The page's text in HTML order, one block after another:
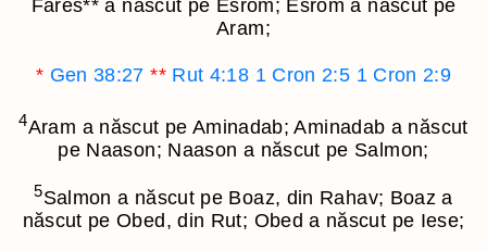
Fares** a născut pe Esrom; Esrom a născut pe
Aram;
* Gen 38:27 ** Rut 4:18 1 Cron 2:5 1 Cron 2:9
4Aram a născut pe Aminadab; Aminadab a născut
pe Naason; Naason a născut pe Salmon;
5Salmon a născut pe Boaz, din Rahav; Boaz a
născut pe Obed, din Rut; Obed a născut pe Iese;